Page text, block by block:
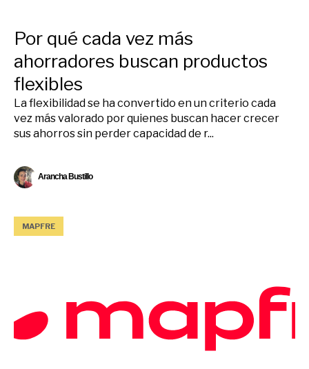
Por qué cada vez más
ahorradores buscan productos
flexibles
La flexibilidad se ha convertido en un criterio cada
vez más valorado por quienes buscan hacer crecer
sus ahorros sin perder capacidad de r...
Arancha Bustillo
MAPFRE